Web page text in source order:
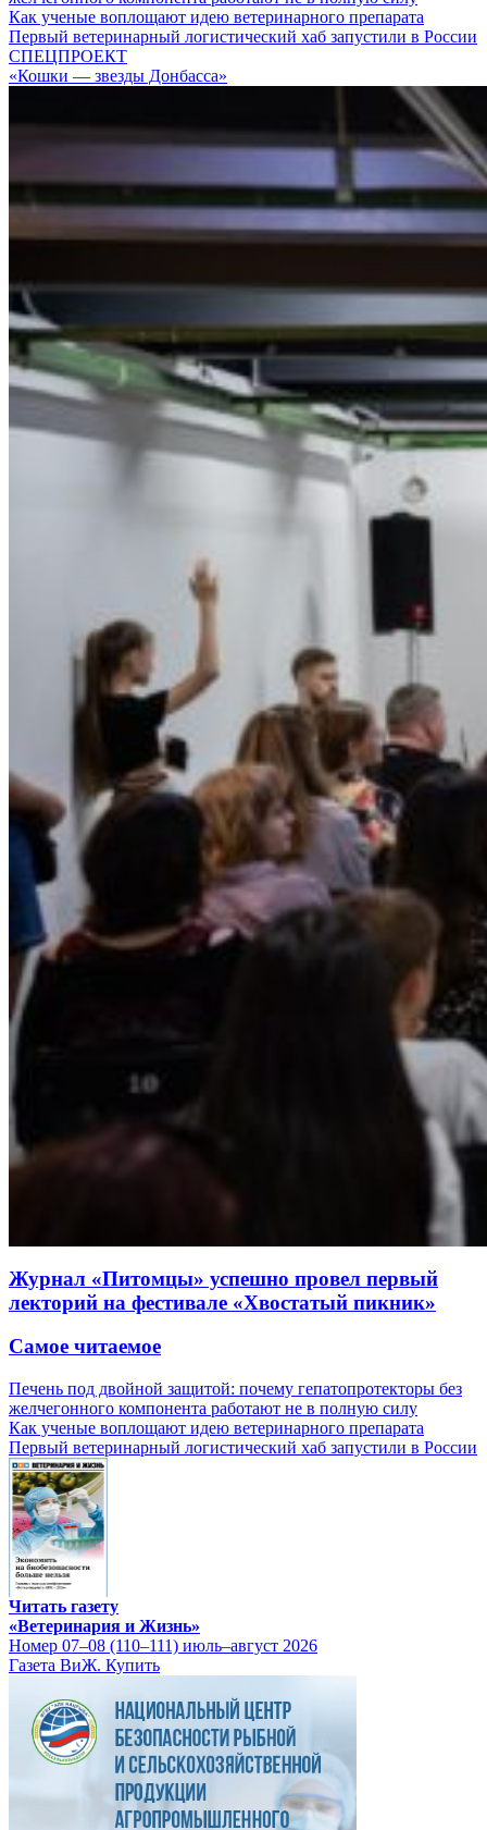
Как ученые воплощают идею ветеринарного препарата
Первый ветеринарный логистический хаб запустили в России
СПЕЦПРОЕКТ
«Кошки — звезды Донбасса»
Журнал «Питомцы» успешно провел первый
лекторий на фестивале «Хвостатый пикник»
Самое читаемое
Печень под двойной защитой: почему гепатопротекторы без
желчегонного компонента работают не в полную силу
Как ученые воплощают идею ветеринарного препарата
Первый ветеринарный логистический хаб запустили в России
Читать газету
«Ветеринария и Жизнь»
Номер 07–08 (110–111) июль–август 2026
Газета ВиЖ. Купить